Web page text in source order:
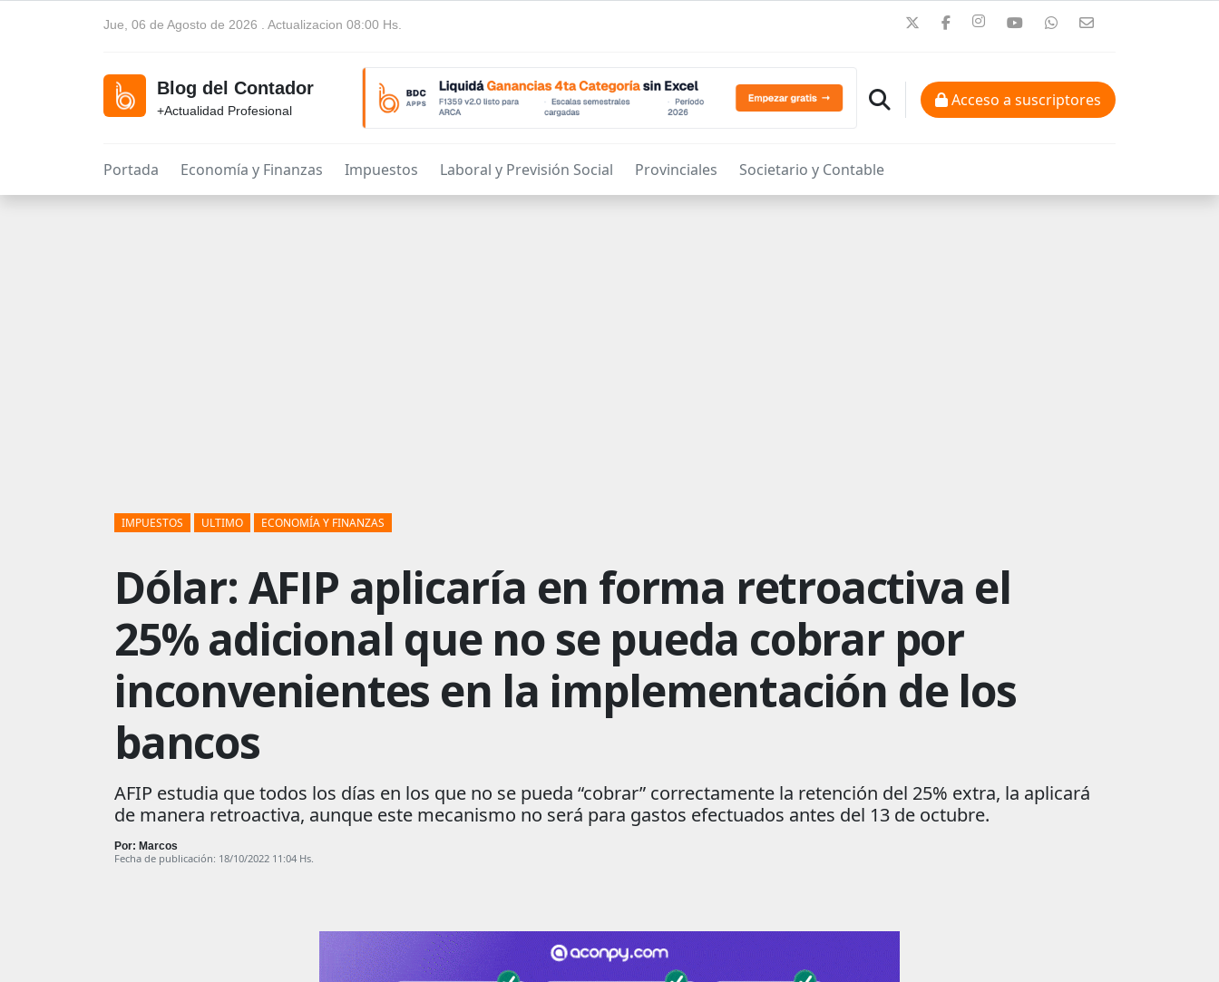
Jue, 06 de Agosto de 2026 . Actualizacion 08:00 Hs.
Blog del Contador
+Actualidad Profesional
Acceso a suscriptores
Portada Economía y Finanzas Impuestos Laboral y Previsión Social Provinciales Societario y Contable
IMPUESTOS ULTIMO ECONOMÍA Y FINANZAS
Dólar: AFIP aplicaría en forma retroactiva el
25% adicional que no se pueda cobrar por
inconvenientes en la implementación de los
bancos
AFIP estudia que todos los días en los que no se pueda “cobrar” correctamente la retención del 25% extra, la aplicará
de manera retroactiva, aunque este mecanismo no será para gastos efectuados antes del 13 de octubre.
Por: Marcos
Fecha de publicación: 18/10/2022 11:04 Hs.